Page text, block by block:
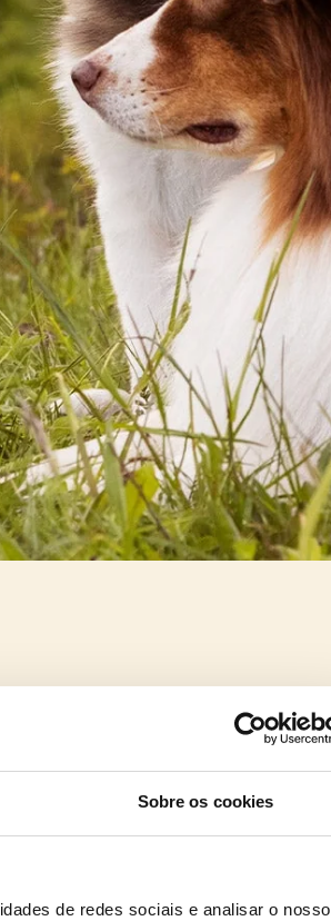
Sobre os cookies
de redes sociais e analisar o nosso